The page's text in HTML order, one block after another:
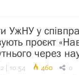
УжНУ у
проєкт
через
| 10:54 460 0